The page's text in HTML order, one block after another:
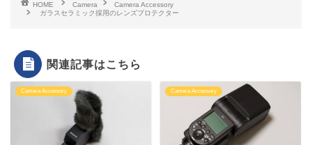
HOME Camera
Camera Accessory
ガラスセラミック採用のレンズプロテクター
関連記事はこちら
Camera Accessory Camera Accessory